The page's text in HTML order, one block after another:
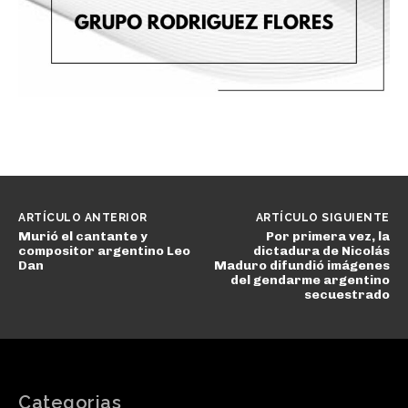
ARTÍCULO ANTERIOR
Murió el cantante y
compositor argentino Leo
Dan
ARTÍCULO SIGUIENTE
Por primera vez, la
dictadura de Nicolás
Maduro difundió imágenes
del gendarme argentino
secuestrado
Categorias